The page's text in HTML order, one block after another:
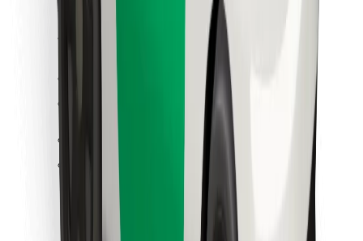
Cookies
Jízda za pár minut!
Stáhněte si aplikaci Bolt
Stáhněte si aplikaci Bolt Food